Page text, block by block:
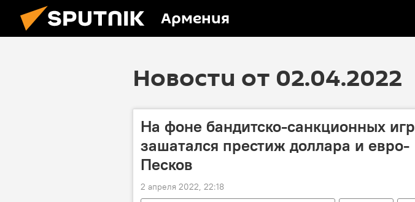
Армения
Новости от 02.04.2022
На фоне бандитско-санкционных игр
зашатался престиж доллара и евро-
Песков
2 апреля 2022, 22:18